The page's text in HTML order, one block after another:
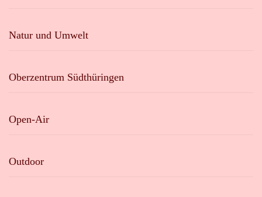
Natur und Umwelt
Oberzentrum Südthüringen
Open-Air
Outdoor